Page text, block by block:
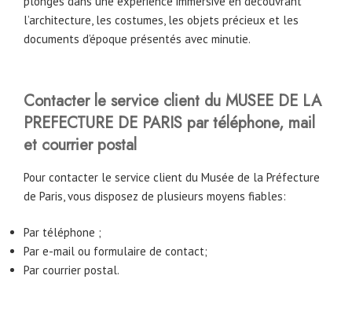
l’architecture, les costumes, les objets précieux et les
documents d’époque présentés avec minutie.
Contacter le service client du MUSEE DE LA
PREFECTURE DE PARIS par téléphone, mail
et courrier postal
Pour contacter le service client du Musée de la Préfecture
de Paris, vous disposez de plusieurs moyens fiables:
Par téléphone ;
Par e-mail ou formulaire de contact;
Par courrier postal.